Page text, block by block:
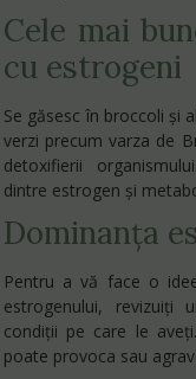
Cele mai
cu estrogeni
Se găsesc în broccoli și
verzi precum varza de
detoxifierii
dintre estrogen și
Dominanța
Pentru a vă face o
estrogenului, revizuiți
condiții pe care le
poate provoca sau